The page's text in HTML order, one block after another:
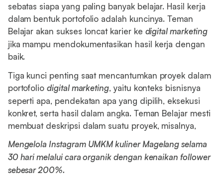
sebatas siapa yang paling banyak belajar. Hasil kerja
dalam bentuk portofolio adalah kuncinya. Teman
Belajar akan sukses loncat karier ke digital marketing
jika mampu mendokumentasikan hasil kerja dengan
baik.
Tiga kunci penting saat mencantumkan proyek dalam
portofoliodigital marketing, yaitu konteks bisnisnya
seperti apa, pendekatan apa yang dipilih, eksekusi
konkret, serta hasil dalam angka. Teman Belajar mesti
membuat deskripsi dalam suatu proyek, misalnya,
Mengelola Instagram UMKM kuliner Magelang selama
30 hari melalui cara organik dengan kenaikan follower
sebesar 200%.